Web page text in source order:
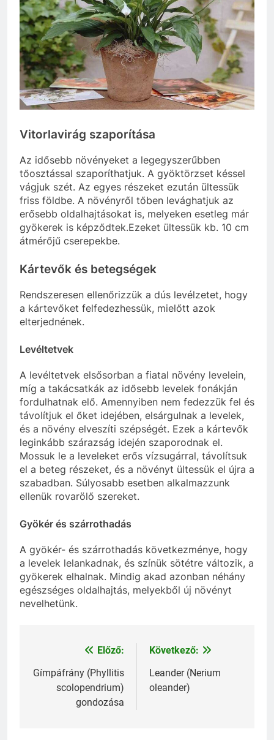
Vitorlavirág szaporítása
Az idősebb növényeket a legegyszerűbben
tőosztással szaporíthatjuk. A gyöktörzset késsel
vágjuk szét. Az egyes részeket ezután ültessük
friss földbe. A növényről tőben levághatjuk az
erősebb oldalhajtásokat is, melyeken esetleg már
gyökerek is képződtek.Ezeket ültessük kb. 10 cm
átmérőjű cserepekbe.
Kártevők és betegségek
Rendszeresen ellenőrizzük a dús levélzetet, hogy
a kártevőket felfedezhessük, mielőtt azok
elterjednének.
Levéltetvek
A levéltetvek elsősorban a fiatal növény levelein,
míg a takácsatkák az idősebb levelek fonákján
fordulhatnak elő. Amennyiben nem fedezzük fel és
távolítjuk el őket idejében, elsárgulnak a levelek,
és a növény elveszíti szépségét. Ezek a kártevők
leginkább szárazság idején szaporodnak el.
Mossuk le a leveleket erős vízsugárral, távolítsuk
el a beteg részeket, és a növényt ültessük el újra a
szabadban. Súlyosabb esetben alkalmazzunk
ellenük rovarölő szereket.
Gyökér és szárrothadás
A gyökér- és szárrothadás következménye, hogy
a levelek lelankadnak, és színük sötétre változik, a
gyökerek elhalnak. Mindig akad azonban néhány
egészséges oldalhajtás, melyekből új növényt
nevelhetünk.
Bejegyzés
navigáció
Előző:
Gímpáfrány (Phyllitis
scolopendrium)
gondozása
Következő:
Leander (Nerium
oleander)